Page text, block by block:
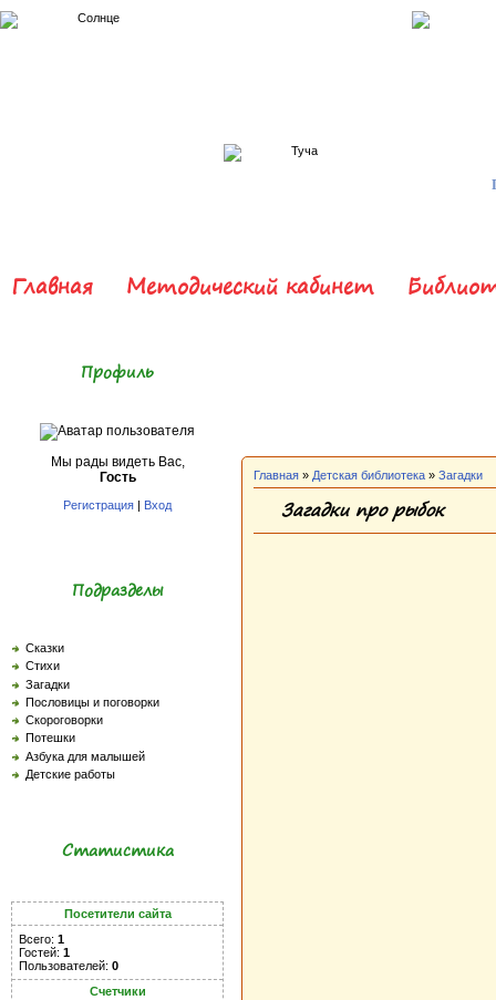
Главная Методический кабинет
Профиль
Мы рады видеть Вас,
Гость
Регистрация | Вход
Подразделы
Сказки
Стихи
Загадки
Пословицы и поговорки
Скороговорки
Потешки
Азбука для малышей
Детские работы
Статистика
Посетители сайта
Всего: 1
Гостей: 1
Пользователей: 0
Счетчики
Главная » Детская библиотека » Загадки
Загадки про рыбок